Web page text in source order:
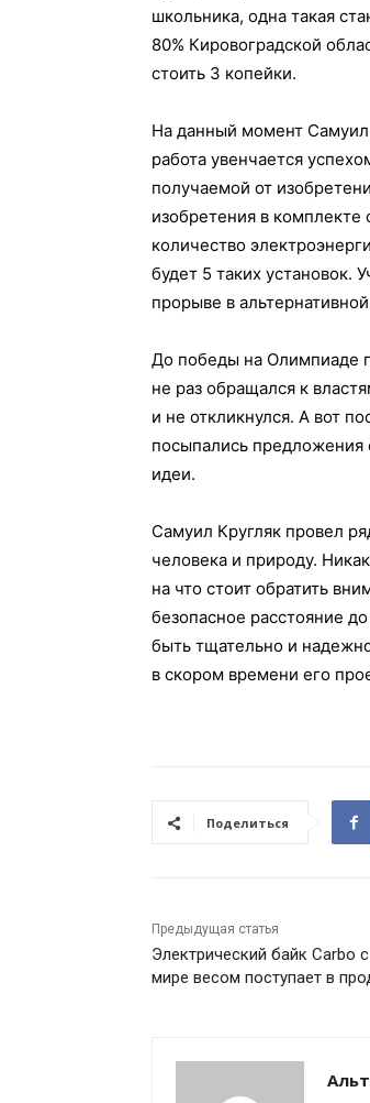
школьника, одна такая
80% Кировоградской
стоить 3 копейки.
На данный момент Самуил
работа увенчается
получаемой от
изобретения в
количество
будет 5 таких установок.
прорыве в
До победы на Олимпиаде
не раз обращался к
и не откликнулся. А вот
посыпались предложения
идеи.
Самуил Кругляк провел
человека и природу.
на что стоит обратить
безопасное расстояние
быть тщательно и
в скором времени его
Поделиться
Предыдущая статья
Электрический байк Carbo
мире весом поступает в